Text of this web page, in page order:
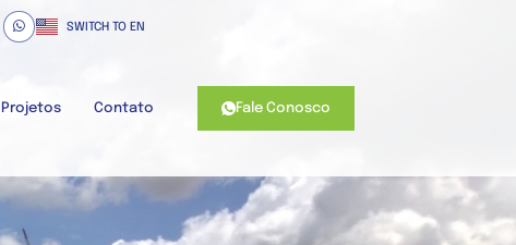
SWITCH TO EN
Projetos Contato Fale Conosco